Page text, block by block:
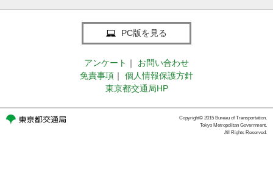
PC版を見る
アンケート ｜
お問い合わせ
免責事項 ｜
個人情報保護方針
東京都交通局HP
Copyright© 2015 Bureau of Transportation.
Tokyo Metropolitan Government.
All Rights Reserved.